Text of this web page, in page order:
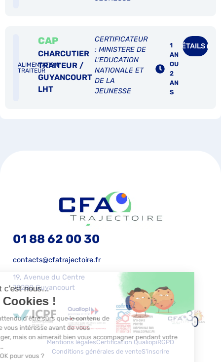
ALIMENTATION-
TRAITEUR
CAP
CHARCUTIER
TRAITEUR /
GUYANCOURT
LHT
CERTIFICATEUR
: MINISTERE DE
L'EDUCATION
NATIONALE ET
DE LA
JEUNESSE
1
AN
OU
2
AN
S
DÉTAILS
01 88 62 00 30
contacts@cfatrajectoire.fr
19, Avenue du Centre
78280 Guyancourt
Mentions légalesCertification QualiopiRGPD
Conditions générales de venteS'inscrire